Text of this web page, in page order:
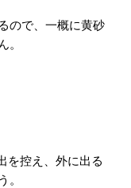
ので、一概に黄砂
。
を控え、外に出る
。